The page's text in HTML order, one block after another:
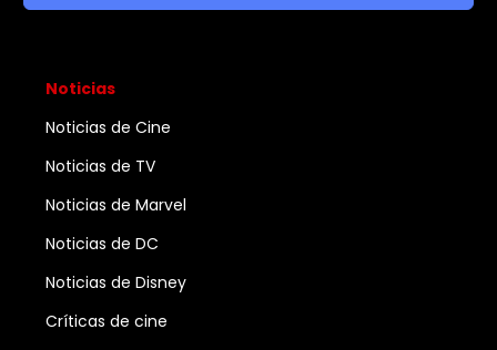
Noticias
Noticias de Cine
Noticias de TV
Noticias de Marvel
Noticias de DC
Noticias de Disney
Críticas de cine